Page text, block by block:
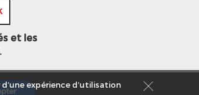
et les
expérience d’utilisation